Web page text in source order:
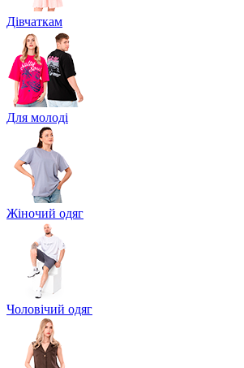
Дівчаткам
Для молоді
Жіночий одяг
Чоловічий одяг